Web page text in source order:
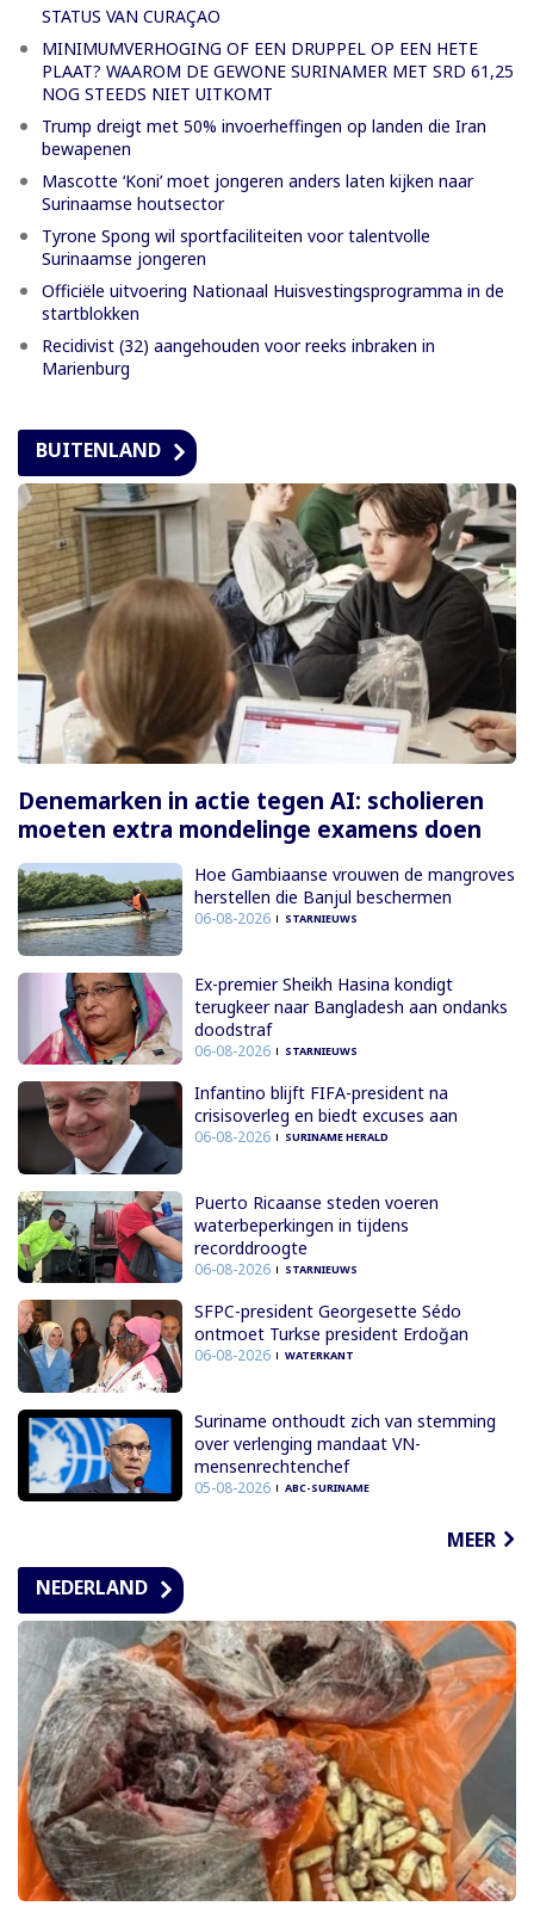
STATUS VAN CURAÇAO
MINIMUMVERHOGING OF EEN DRUPPEL OP EEN HETE
PLAAT? WAAROM DE GEWONE SURINAMER MET SRD 61,25
NOG STEEDS NIET UITKOMT
Trump dreigt met 50% invoerheffingen op landen die Iran
bewapenen
Mascotte ‘Koni’ moet jongeren anders laten kijken naar
Surinaamse houtsector
Tyrone Spong wil sportfaciliteiten voor talentvolle
Surinaamse jongeren
Officiële uitvoering Nationaal Huisvestingsprogramma in de
startblokken
Recidivist (32) aangehouden voor reeks inbraken in
Marienburg
BUITENLAND
Denemarken in actie tegen AI: scholieren
moeten extra mondelinge examens doen
Hoe Gambiaanse vrouwen de mangroves
herstellen die Banjul beschermen
06-08-2026 STARNIEUWS
Ex-premier Sheikh Hasina kondigt
terugkeer naar Bangladesh aan ondanks
doodstraf
06-08-2026 STARNIEUWS
Infantino blijft FIFA-president na
crisisoverleg en biedt excuses aan
06-08-2026 SURINAME HERALD
Puerto Ricaanse steden voeren
waterbeperkingen in tijdens
recorddroogte
06-08-2026 STARNIEUWS
SFPC-president Georgesette Sédo
ontmoet Turkse president Erdoğan
06-08-2026 WATERKANT
Suriname onthoudt zich van stemming
over verlenging mandaat VN-
mensenrechtenchef
05-08-2026 ABC-SURINAME
MEER
NEDERLAND